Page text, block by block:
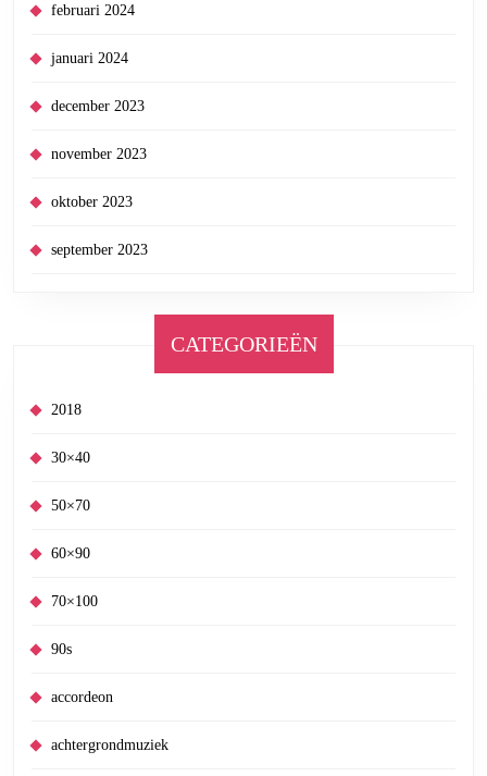
februari 2024
januari 2024
december 2023
november 2023
oktober 2023
september 2023
CATEGORIEËN
2018
30×40
50×70
60×90
70×100
90s
accordeon
achtergrondmuziek